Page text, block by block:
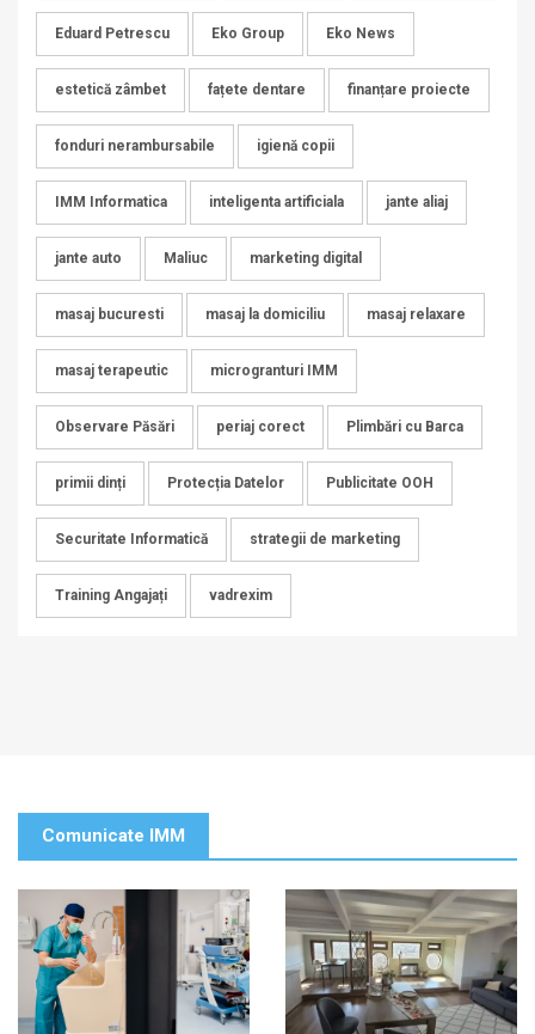
Eduard Petrescu Eko Group Eko News
estetică zâmbet fațete dentare finanțare proiecte
fonduri nerambursabile igienă copii
IMM Informatica inteligenta artificiala jante aliaj
jante auto Maliuc marketing digital
masaj bucuresti masaj la domiciliu masaj relaxare
masaj terapeutic microgranturi IMM
Observare Păsări periaj corect Plimbări cu Barca
primii dinți Protecția Datelor Publicitate OOH
Securitate Informatică strategii de marketing
Training Angajați vadrexim
Comunicate IMM